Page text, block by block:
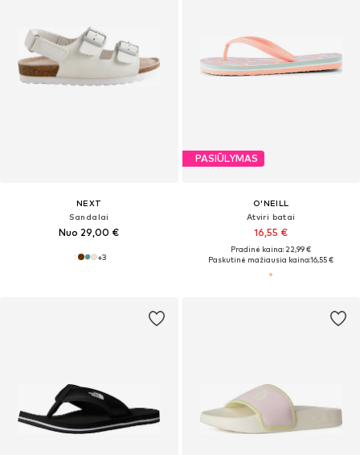
NEXT
Sandalai
Nuo 29,00 €
+3
PASIŪLYMAS
O'NEILL
Atviri batai
16,55 €
Pradinė kaina: 22,99 €
Paskutinė mažiausia kaina:16,55 €